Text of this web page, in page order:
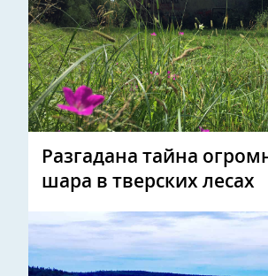
Разгадана тайна
шара в тверских лесах